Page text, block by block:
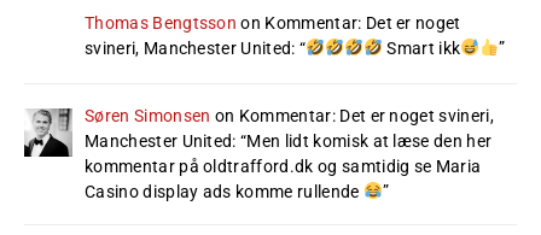
Thomas Bengtsson on Kommentar: Det er noget
svineri, Manchester United: “ Smart ikk ”
Søren Simonsen on Kommentar: Det er noget svineri,
Manchester United: “Men lidt komisk at læse den her
kommentar på oldtrafford.dk og samtidig se Maria
Casino display ads komme rullende
”